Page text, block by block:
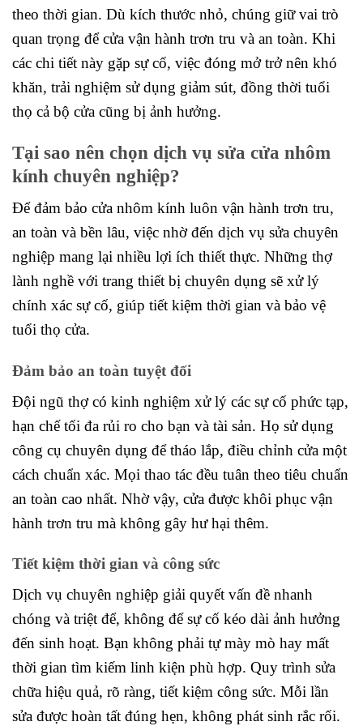
theo thời gian. Dù kích thước nhỏ, chúng giữ vai trò
quan trọng để cửa vận hành trơn tru và an toàn. Khi
các chi tiết này gặp sự cố, việc đóng mở trở nên khó
khăn, trải nghiệm sử dụng giảm sút, đồng thời tuổi
thọ cả bộ cửa cũng bị ảnh hưởng.
Tại sao nên chọn dịch vụ sửa cửa nhôm
kính chuyên nghiệp?
Để đảm bảo cửa nhôm kính luôn vận hành trơn tru,
an toàn và bền lâu, việc nhờ đến dịch vụ sửa chuyên
nghiệp mang lại nhiều lợi ích thiết thực. Những thợ
lành nghề với trang thiết bị chuyên dụng sẽ xử lý
chính xác sự cố, giúp tiết kiệm thời gian và bảo vệ
tuổi thọ cửa.
Đảm bảo an toàn tuyệt đối
Đội ngũ thợ có kinh nghiệm xử lý các sự cố phức tạp,
hạn chế tối đa rủi ro cho bạn và tài sản. Họ sử dụng
công cụ chuyên dụng để tháo lắp, điều chỉnh cửa một
cách chuẩn xác. Mọi thao tác đều tuân theo tiêu chuẩn
an toàn cao nhất. Nhờ vậy, cửa được khôi phục vận
hành trơn tru mà không gây hư hại thêm.
Tiết kiệm thời gian và công sức
Dịch vụ chuyên nghiệp giải quyết vấn đề nhanh
chóng và triệt để, không để sự cố kéo dài ảnh hưởng
đến sinh hoạt. Bạn không phải tự mày mò hay mất
thời gian tìm kiếm linh kiện phù hợp. Quy trình sửa
chữa hiệu quả, rõ ràng, tiết kiệm công sức. Mỗi lần
sửa được hoàn tất đúng hẹn, không phát sinh rắc rối.